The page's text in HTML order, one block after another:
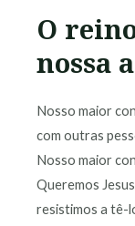
O
nossa
Nosso maior
com outras
Nosso maior
Queremos
resistimos a tê-